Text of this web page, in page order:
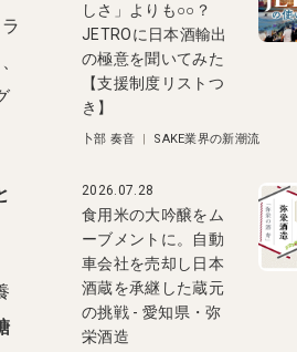
しさ」よりも○○？
JETROに日本酒輸出
の極意を聞いてみた
【支援制度リストつ
き】
卜部 奏音 | SAKE業界の新潮流
2026.07.28
食用米の大吟醸をム
ーブメントに。自動
車会社を売却し日本
酒蔵を承継した蔵元
の挑戦 - 愛知県・弥
栄酒造